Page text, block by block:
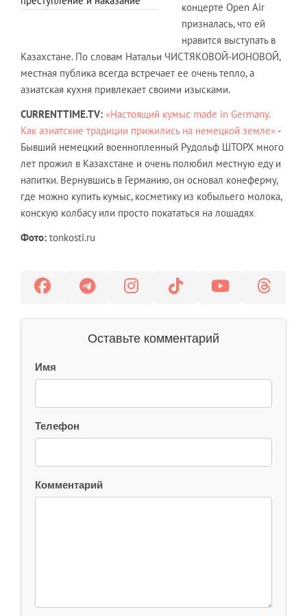
концерте Open Air
призналась, что ей
нравится выступать в
Казахстане. По словам Натальи ЧИСТЯКОВОЙ-ИОНОВОЙ,
местная публика всегда встречает ее очень тепло, а
азиатская кухня привлекает своими изысками.
CURRENTTIME.TV: «Настоящий кумыс made in Germany.
Как азиатские традиции прижились на немецкой земле» -
Бывший немецкий военнопленный Рудольф ШТОРХ много
лет прожил в Казахстане и очень полюбил местную еду и
напитки. Вернувшись в Германию, он основал конеферму,
где можно купить кумыс, косметику из кобыльего молока,
конскую колбасу или просто покататься на лошадях
Фото: tonkosti.ru
Оставьте комментарий
Имя
Телефон
Комментарий